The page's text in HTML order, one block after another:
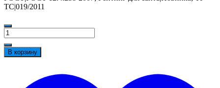
ТС|019/2011
Количество
товара
Маска
сварщика
В корзину